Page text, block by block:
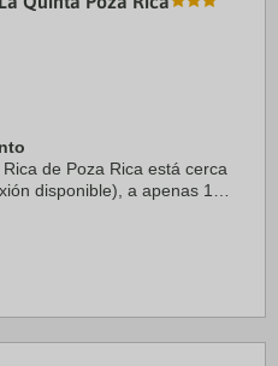
de Poza Rica está cerca
disponible), a apenas 1
...